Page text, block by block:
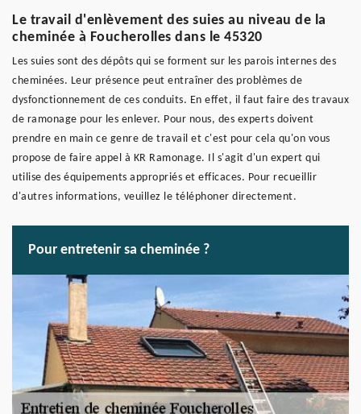
Le travail d'enlèvement des suies au niveau de la
cheminée à Foucherolles dans le 45320
Les suies sont des dépôts qui se forment sur les parois internes des
cheminées. Leur présence peut entraîner des problèmes de
dysfonctionnement de ces conduits. En effet, il faut faire des travaux
de ramonage pour les enlever. Pour nous, des experts doivent
prendre en main ce genre de travail et c'est pour cela qu'on vous
propose de faire appel à KR Ramonage. Il s'agit d'un expert qui
utilise des équipements appropriés et efficaces. Pour recueillir
d'autres informations, veuillez le téléphoner directement.
Pour entretenir sa cheminée ?